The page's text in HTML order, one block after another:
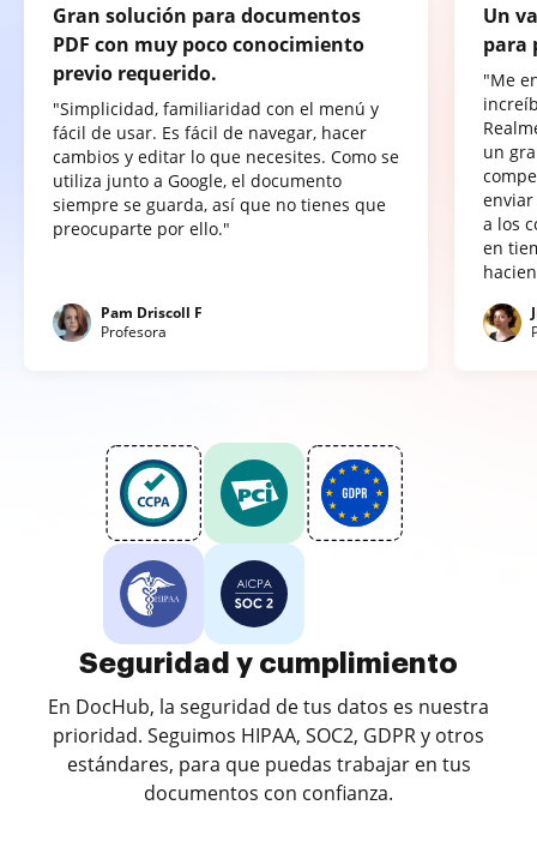
Gran solución para documentos
PDF con muy poco conocimiento
previo requerido.
"Simplicidad, familiaridad con el menú y
fácil de usar. Es fácil de navegar, hacer
cambios y editar lo que necesites. Como se
utiliza junto a Google, el documento
siempre se guarda, así que no tienes que
preocuparte por ello."
Pam Driscoll F
Profesora
Un
para
"Me
un
a los
en
Seguridad y cumplimiento
En DocHub, la seguridad de tus datos es nuestra
prioridad. Seguimos HIPAA, SOC2, GDPR y otros
estándares, para que puedas trabajar en tus
documentos con confianza.